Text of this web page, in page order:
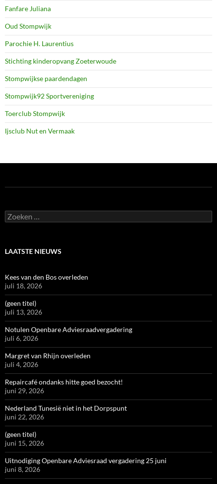
Fanfare Juliana
Oud Stompwijk
Parochie H. Laurentius
Stichting kinderopvang Zoeterwoude
Stompwijkse paardendagen
Stompwijk92 Sportvereniging
Toerclub Stompwijk
Ijsclub Nut en Vermaak
Zoeken
naar:
LAATSTE NIEUWS
Kees van den Bos overleden
juli 18, 2026
(geen titel)
juli 13, 2026
Notulen Openbare Adviesraadvergadering
juli 6, 2026
Margret van Rhijn overleden
juli 4, 2026
Repaircafé ondanks hitte goed bezocht!
juni 29, 2026
Nederland Tunesië niet in het Dorpspunt
juni 22, 2026
(geen titel)
juni 15, 2026
Uitnodiging Openbare Adviesraad vergadering 25 juni
juni 8, 2026